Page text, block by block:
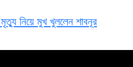
নিয়ে মুখ খুললেন শাবনূর